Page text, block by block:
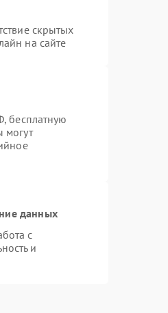
скрытых
на сайте
бесплатную
могут
данных
с
и